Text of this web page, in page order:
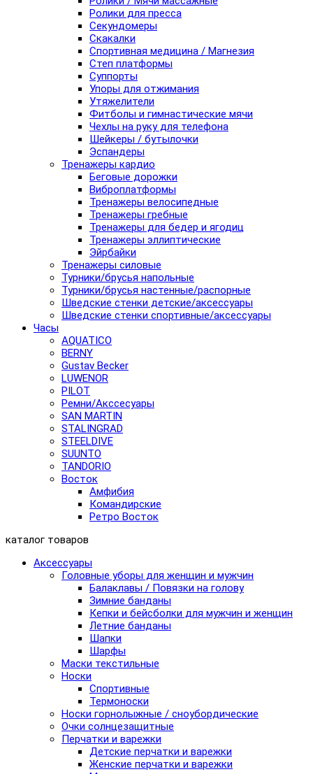
Ролики для пресса
Секундомеры
Скакалки
Спортивная медицина / Магнезия
Степ платформы
Суппорты
Упоры для отжимания
Утяжелители
Фитболы и гимнастические мячи
Чехлы на руку для телефона
Шейкеры / бутылочки
Эспандеры
Тренажеры кардио
Беговые дорожки
Виброплатформы
Тренажеры велосипедные
Тренажеры гребные
Тренажеры для бедер и ягодиц
Тренажеры эллиптические
Эйрбайки
Тренажеры силовые
Турники/брусья напольные
Турники/брусья настенные/распорные
Шведские стенки детские/аксессуары
Шведские стенки спортивные/аксессуары
Часы
AQUATICO
BERNY
Gustav Becker
LUWENOR
PILOT
Pемни/Акссесуары
SAN MARTIN
STALINGRAD
STEELDIVE
SUUNTO
TANDORIO
Восток
Амфибия
Командирские
Ретро Восток
каталог товаров
Аксессуары
Головные уборы для женщин и мужчин
Балаклавы / Повязки на голову
Зимние банданы
Кепки и бейсболки для мужчин и женщин
Летние банданы
Шапки
Шарфы
Маски текстильные
Носки
Спортивные
Термоноски
Носки горнолыжные / сноубордические
Очки солнцезащитные
Перчатки и варежки
Детские перчатки и варежки
Женские перчатки и варежки